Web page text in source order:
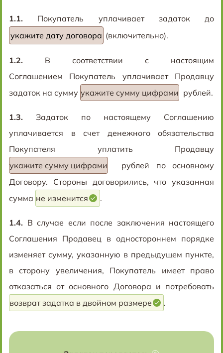
1.1. Покупатель уплачивает задаток до
(включительно).
1.2. В соответствии с настоящим
Соглашением Покупатель уплачивает Продавцу
задаток на сумму укажите сумму цифрами рублей.
1.3. Задаток по настоящему Соглашению
уплачивается в счет денежного обязательства
Покупателя уплатить Продавцу
укажите сумму цифрами
рублей по основному
Договору. Стороны договорились, что указанная
сумма не изменится .
1.4. В случае если после заключения настоящего
Соглашения Продавец в одностороннем порядке
изменяет сумму, указанную в предыдущем пункте,
в сторону увеличения, Покупатель имеет право
отказаться от основного Договора и потребовать
возврат задатка в двойном размере
.